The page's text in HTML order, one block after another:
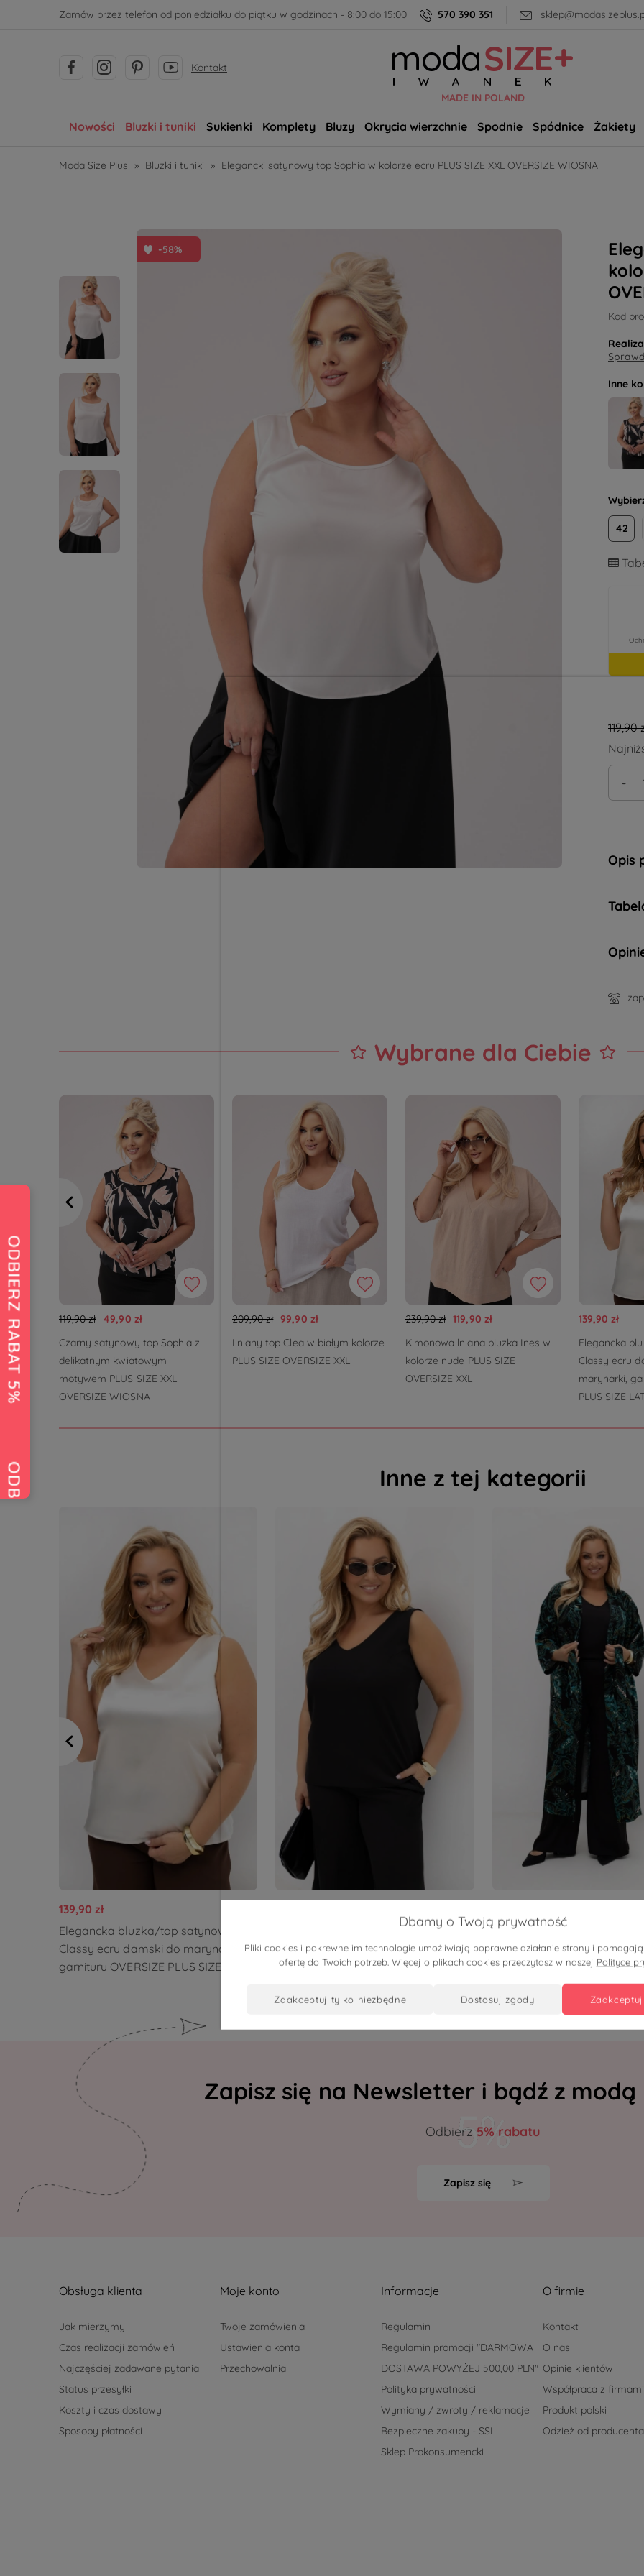
Zamów przez telefon od poniedziałku do piątku w godzinach - 8:00 do 15:00 570 390 351
Kontakt
MADE IN POLAND
Nowości Bluzki i tuniki Sukienki Komplety Bluzy Okrycia wierzchnie Spodnie Spódnice Żakiety
Moda Size Plus » Bluzki i tuniki » Elegancki satynowy top Sophia w kolorze ecru PLUS SIZE XXL OVERSIZE WIOSNA
-58%
Kod
Inne
42
119,90
-
Opis
Wybrane dla Ciebie
119,90 zł 49,90 zł
Czarny satynowy top Sophia z
delikatnym kwiatowym
motywem PLUS SIZE XXL
OVERSIZE WIOSNA
209,90 zł 99,90 zł
Lniany top Clea w białym kolorze
PLUS SIZE OVERSIZE XXL
239,90 zł 119,90 zł
Kimonowa lniana bluzka Ines w
kolorze nude PLUS SIZE
OVERSIZE XXL
139,90 zł
Elegancka
Classy ecru
marynarki,
PLUS SIZE
Inne z tej kategorii
139,90 zł
Elegancka bluzka/top satynowy
Classy ecru damski do marynarki,
garnituru OVERSIZE PLUS SIZE LATO
Elegancka bluzka/top satynowy
Classy czarny damski do marynarki,
garnituru OVERSIZE PLUS SIZE LATO
Kimono damskie Adele we
zielonych liści paisley |
| PLUS SIZE OVERSIZE LATO
Zapisz się na Newsletter i bądź z modą
Odbierz 5% rabatu
Zapisz się
Obsługa klienta
Jak mierzymy
Czas realizacji zamówień
Najczęściej zadawane pytania
Status przesyłki
Koszty i czas dostawy
Sposoby płatności
Moje konto
Twoje zamówienia
Ustawienia konta
Przechowalnia
Informacje
Regulamin
Regulamin promocji "DARMOWA
DOSTAWA POWYŻEJ 500,00 PLN"
Polityka prywatności
Wymiany / zwroty / reklamacje
Bezpieczne zakupy - SSL
Sklep Prokonsumencki
O firmie
Kontakt
O nas
Opinie klientów
Współpraca z firmami
Produkt polski
Odzież od producenta
Dbamy o Twoją prywatność
Pliki cookies i pokrewne im technologie umożliwiają poprawne działanie strony i
ofertę do Twoich potrzeb. Więcej o plikach cookies przeczytasz w naszej Polityce
zaakceptuj tylko niezbędne dostosuj zgody